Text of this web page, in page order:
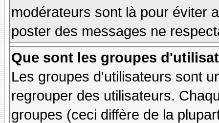
modérateurs sont là pour éviter
poster des messages ne
Que sont les groupes
Les groupes d'utilisateurs sont
regrouper des utilisateurs.
groupes (ceci diffère de la